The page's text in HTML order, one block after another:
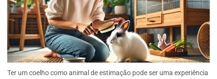
Ter um coelho como animal de estimação pode ser uma experiência